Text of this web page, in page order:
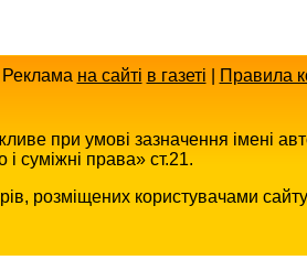
Реклама на сайті в газеті Правила
при умові зазначення імені
суміжні права» ст.21.
розміщених користувачами